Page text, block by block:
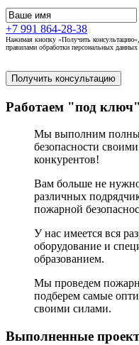
+7 991 864-28-38
Нажимая кнопку «Получить
правилами обработки персональных данных
Получить консультацию
Работаем "под ключ"
Мы выполним
безопасности
конкурентов!
Вам больше не
различных
пожарной
У нас имеется вся
оборудование и
образованием.
Мы проведем
подберем самые
своими силами.
Выполненные